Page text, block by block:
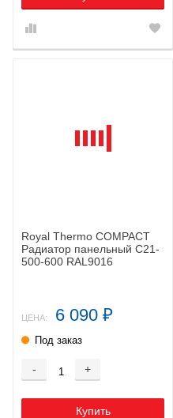
Royal Thermo COMPACT
Радиатор панельный C21-
500-600 RAL9016
ЦЕНА: 6 090 ₽
Под заказ
- +
Купить